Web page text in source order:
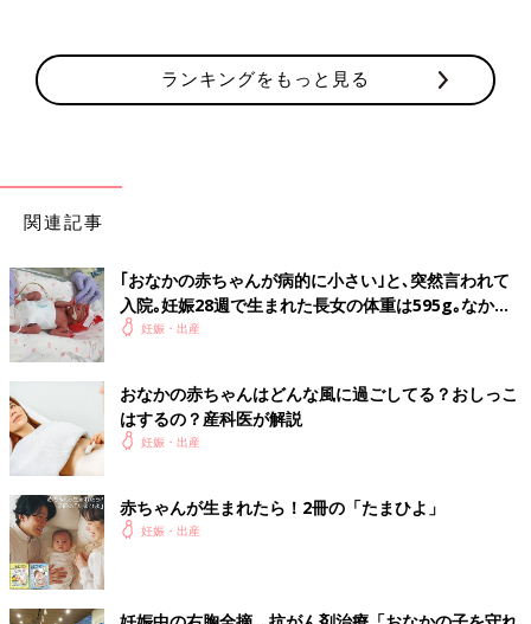
ランキングをもっと見る
関連記事
｢おなかの赤ちゃんが病的に小さい｣と､突然言われて
入院｡妊娠28週で生まれた長女の体重は595g｡なかな
か会えない日々に涙した【低出生体重児】
妊娠・出産
おなかの赤ちゃんはどんな風に過ごしてる？おしっこ
はするの？産科医が解説
妊娠・出産
赤ちゃんが生まれたら！2冊の「たまひよ」
妊娠・出産